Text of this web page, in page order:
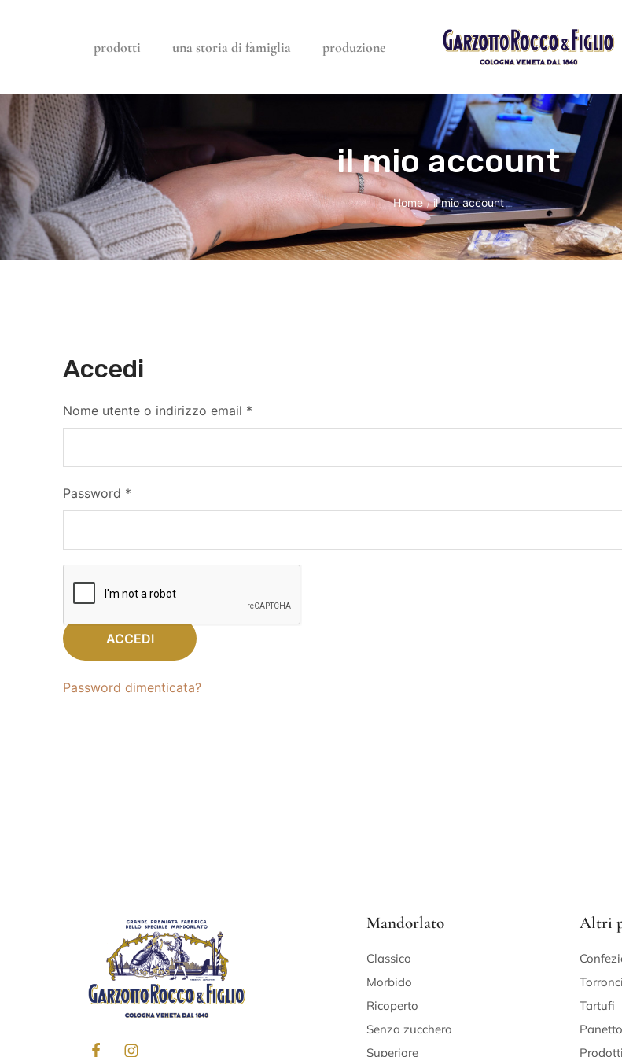
prodotti una storia di famiglia produzione
il mio account
Home / il mio account
Accedi
Nome utente o indirizzo email *
Password *
ACCEDI
Password dimenticata?
Mandorlato
Classico
Morbido
Ricoperto
Senza zucchero
Superiore
Altri
Tartufi